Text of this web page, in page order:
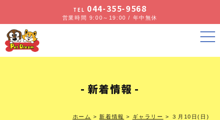
TEL 044-355-9568
営業時間 9:00～19:00 / 年中無休
新着情報
ホーム > 新着情報 > ギャラリー > ３月10日(日)